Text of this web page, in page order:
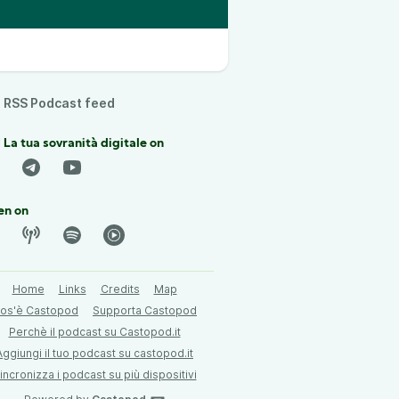
RSS Podcast feed
La tua sovranità digitale on
on
Home Links Credits
Map
Castopod
Supporta Castopod
Perchè il podcast su Castopod.it
il tuo podcast su castopod.it
i podcast su più dispositivi